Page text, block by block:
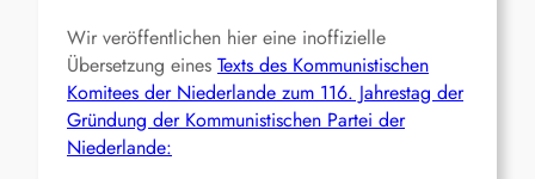
Wir veröffentlichen hier eine inoffizielle
Übersetzung eines Texts des Kommunistischen
Komitees der Niederlande zum 116. Jahrestag der
Gründung der Kommunistischen Partei der
Niederlande: